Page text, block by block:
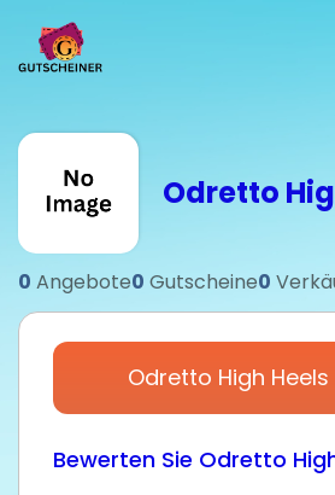
Odretto
0 Angebote0 Gutscheine0
Odretto High Heels
Bewerten Sie Odretto